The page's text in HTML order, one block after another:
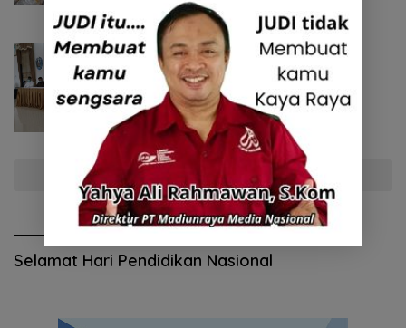
#Ponorogo Hits
Jatim,Ponorogo 28 Mei 2020
Bupati Ponorogo larang tradisi
terbangkan balon udara saat
lebaran
Selengkapnya
Selamat Hari Pendidikan Nasional